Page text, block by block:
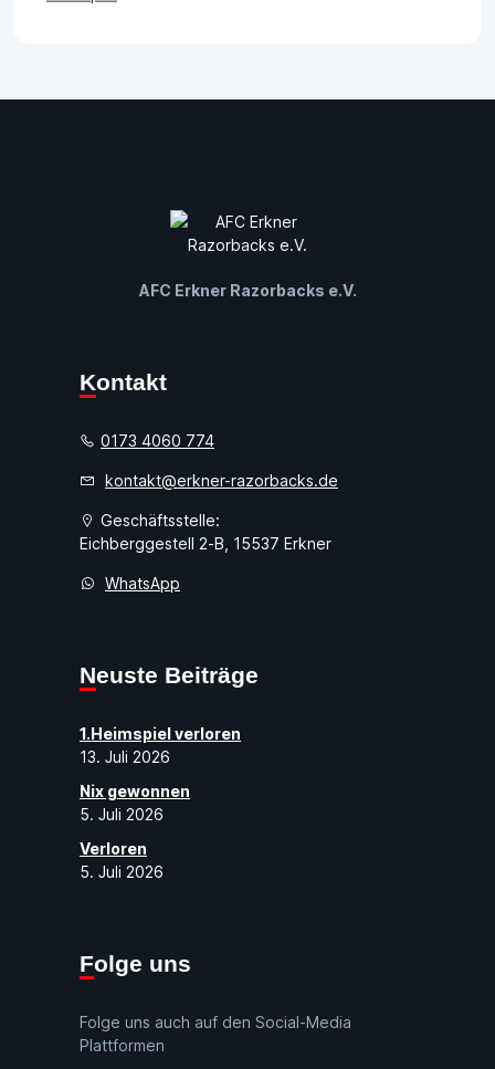
AFC Erkner Razorbacks e.V.
Kontakt
0173 4060 774
kontakt@erkner-razorbacks.de
Geschäftsstelle:
Eichberggestell 2-B, 15537 Erkner
WhatsApp
Neuste Beiträge
1.Heimspiel verloren
13. Juli 2026
Nix gewonnen
5. Juli 2026
Verloren
5. Juli 2026
Folge uns
Folge uns auch auf den Social-Media
Plattformen